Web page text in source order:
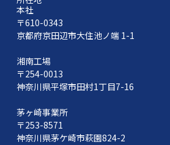
本社
〒610-0343
京都府京田辺市大住池ノ端 1-1
湘南工場
〒254-0013
神奈川県平塚市田村1丁目7-16
茅ヶ崎事業所
〒253-8571
神奈川県茅ケ崎市萩園824-2